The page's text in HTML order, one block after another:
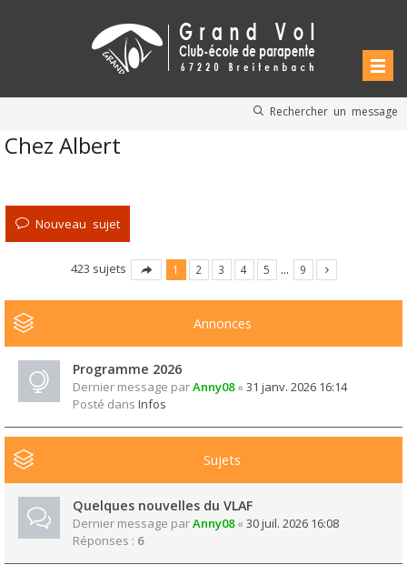
Rechercher un message
Chez Albert
Nouveau sujet
423 sujets 1 2 3 4 5 … 9
Annonces
Programme 2026
Dernier message parAnny08« 31 janv. 2026 16:14
Posté dans Infos
Sujets
Quelques nouvelles du VLAF
Dernier message parAnny08« 30 juil. 2026 16:08
Réponses : 6